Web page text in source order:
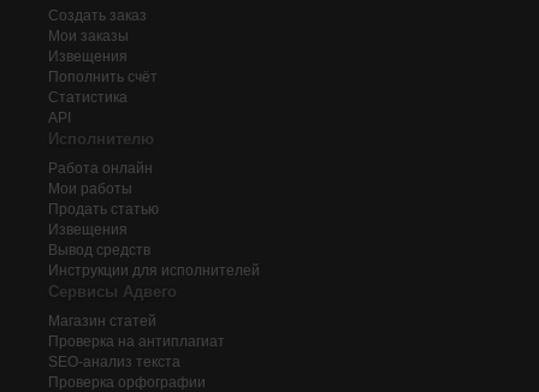
Создать заказ
Мои заказы
Извещения
Пополнить счёт
Статистика
API
Исполнителю
Работа онлайн
Мои работы
Продать статью
Извещения
Вывод средств
Инструкции для исполнителей
Сервисы Адвего
Магазин статей
Проверка на антиплагиат
SEO-анализ текста
Проверка орфографии